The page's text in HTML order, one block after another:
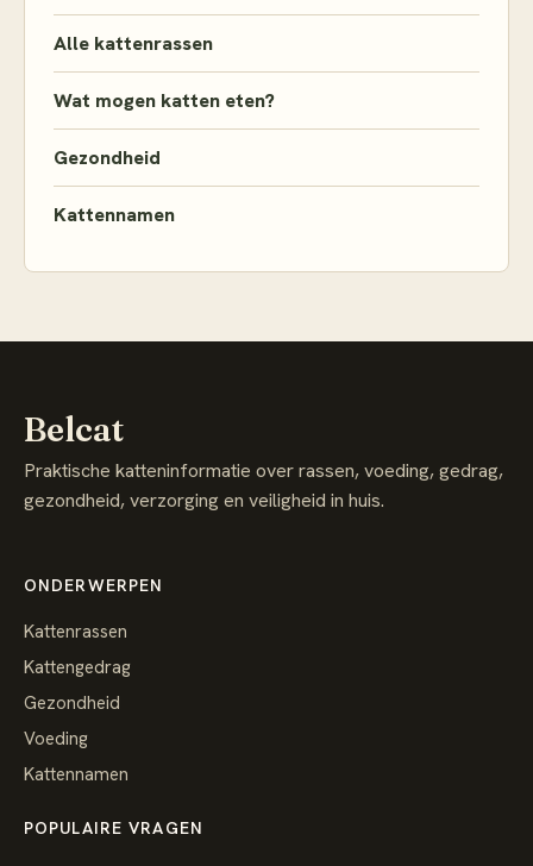
Alle kattenrassen
Wat mogen katten eten?
Gezondheid
Kattennamen
Belcat
Praktische katteninformatie over rassen, voeding, gedrag,
gezondheid, verzorging en veiligheid in huis.
ONDERWERPEN
Kattenrassen
Kattengedrag
Gezondheid
Voeding
Kattennamen
POPULAIRE VRAGEN